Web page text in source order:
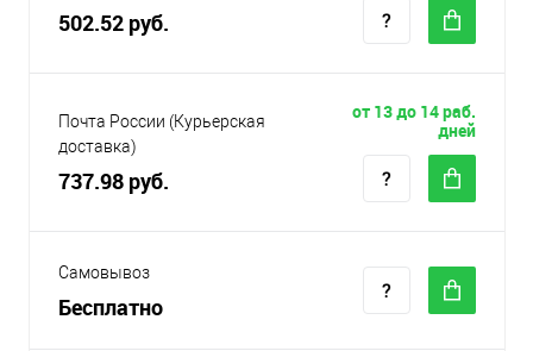
502.52 руб.
Почта России (Курьерская
доставка)
737.98 руб.
от 13 до 14 раб.
дней
Самовывоз
Бесплатно